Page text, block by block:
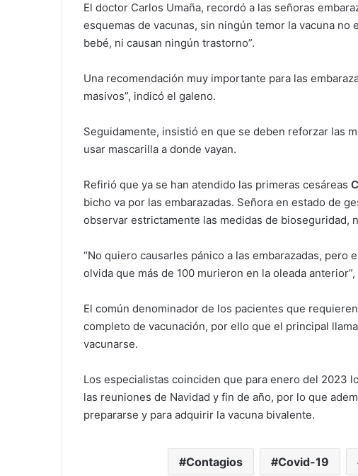
El doctor Carlos Umaña, recordó a las señoras
esquemas de vacunas, sin ningún temor la vacuna
bebé, ni causan ningún trastorno”.
Una recomendación muy importante para las
masivos”, indicó el galeno.
Seguidamente, insistió en que se deben reforzar las
usar mascarilla a donde vayan.
Refirió que ya se han atendido las primeras cesáreas
bicho va por las embarazadas. Señora en estado de
observar estrictamente las medidas de bioseguridad,
“No quiero causarles pánico a las embarazadas,
olvida que más de 100 murieron en la oleada
El común denominador de los pacientes que
completo de vacunación, por ello que el principal
vacunarse.
Los especialistas coinciden que para enero del 2023
las reuniones de Navidad y fin de año, por lo que
prepararse y para adquirir la vacuna bivalente.
Contagios Covid-19